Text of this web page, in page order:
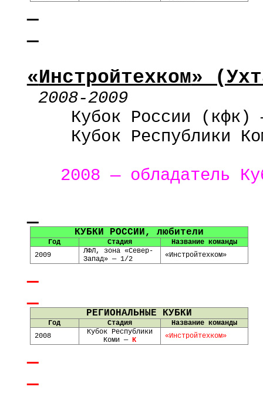
«Инстройтехком»
2008-2009
Кубок России ( кфк)
Кубок Республики
2008 — обладатель
КУБКИ РОССИИ, любители
Год Стадия
Название команды
2009
ЛФЛ,
зона «Север-
Запад» —1/2 «Инстройтехком»
РЕГИОНАЛЬНЫЕ КУБКИ
Год Стадия
Название команды
2008
Кубок Республики
Коми — К «Инстройтехком»